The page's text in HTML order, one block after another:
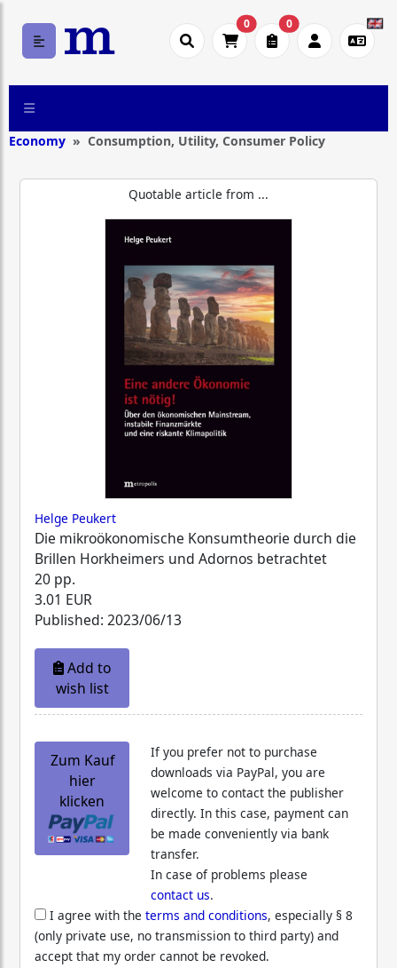
0 0
Economy Consumption, Utility, Consumer Policy
Quotable article from ...
Helge Peukert
Die mikroökonomische Konsumtheorie durch die
Brillen Horkheimers und Adornos betrachtet
20 pp.
3.01 EUR
Published: 2023/06/13
Add to
wish list
Zum Kauf
hier
klicken
If you prefer not to purchase
downloads via PayPal, you are
welcome to contact the publisher
directly. In this case, payment can
be made conveniently via bank
transfer.
In case of problems please
contact us.
I agree with the terms and conditions, especially § 8
(only private use, no transmission to third party) and
accept that my order cannot be revoked.